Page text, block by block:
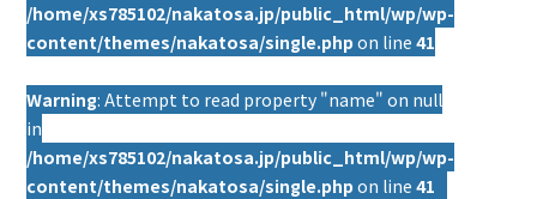
/home/xs785102/nakatosa.jp/public_html/wp/wp-
content/themes/nakatosa/single.php on line41
Warning: Attempt to read property "name" on null
in
/home/xs785102/nakatosa.jp/public_html/wp/wp-
content/themes/nakatosa/single.php on line41